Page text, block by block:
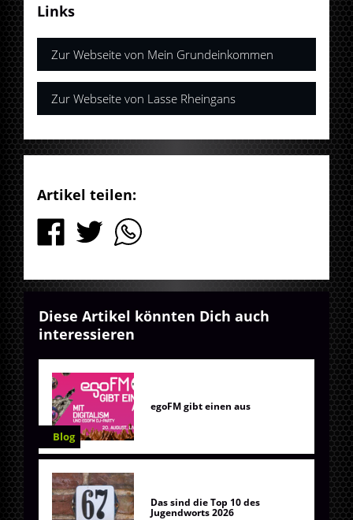
Links
Zur Webseite von Mein Grundeinkommen
Zur Webseite von Lasse Rheingans
Artikel teilen:
Diese Artikel könnten Dich auch
interessieren
Blog
egoFM gibt einen aus
Das sind die Top 10 des
Jugendworts 2026